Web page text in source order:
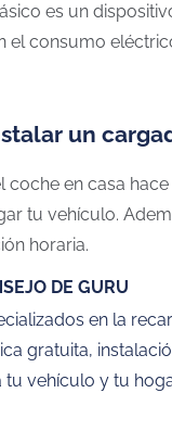
es un
el consumo
un
coche en casa
tu vehículo.
horaria.
DE GURU
en la
gratuita,
tu vehículo y tu